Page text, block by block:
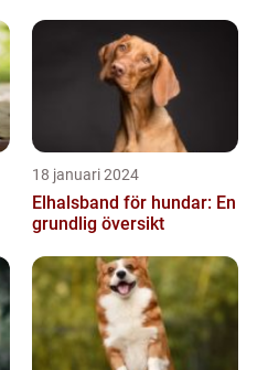
18 januari 2024
Elhalsband för hundar: En
grundlig översikt